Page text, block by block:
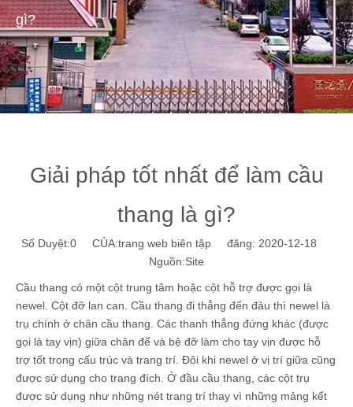
gì?
Giải pháp tốt nhất để làm cầu
thang là gì?
Số Duyệt:0CỦA:trang web biên tập đăng: 2020-12-18
Nguồn:Site
Cầu thang có một cột trung tâm hoặc cột hỗ trợ được gọi là
newel. Cột đỡ lan can. Cầu thang đi thẳng đến đâu thì newel là
trụ chính ở chân cầu thang. Các thanh thẳng đứng khác (được
gọi là tay vịn) giữa chân đế và bệ đỡ làm cho tay vịn được hỗ
trợ tốt trong cấu trúc và trang trí. Đôi khi newel ở vị trí giữa cũng
được sử dụng cho trang đích. Ở đầu cầu thang, các cột trụ
được sử dụng như những nét trang trí thay vì những mảng kết